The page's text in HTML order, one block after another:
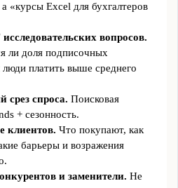
«курсы Excel для бухгалтеров
вопросов.
ли доля подписочных
платить выше среднего
срез спроса. Поисковая
+ сезонность.
клиентов. Что покупают, как
барьеры и возражения
и заменители. Не